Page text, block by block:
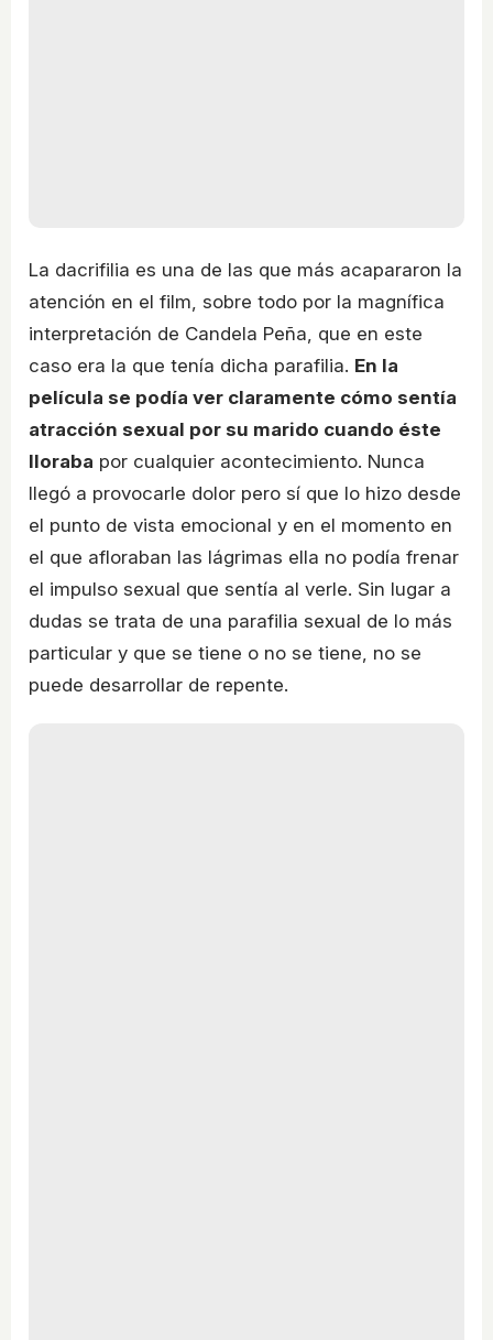
La dacrifilia es una de las que más acapararon la
atención en el film, sobre todo por la magnífica
interpretación de Candela Peña, que en este
caso era la que tenía dicha parafilia. En la
película se podía ver claramente cómo sentía
atracción sexual por su marido cuando éste
lloraba por cualquier acontecimiento. Nunca
llegó a provocarle dolor pero sí que lo hizo desde
el punto de vista emocional y en el momento en
el que afloraban las lágrimas ella no podía frenar
el impulso sexual que sentía al verle. Sin lugar a
dudas se trata de una parafilia sexual de lo más
particular y que se tiene o no se tiene, no se
puede desarrollar de repente.